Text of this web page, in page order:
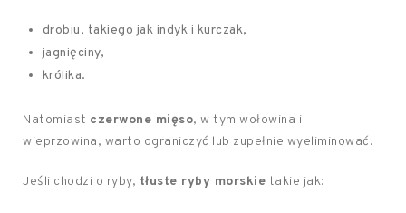
drobiu, takiego jak indyk i kurczak,
jagnięciny,
królika.
Natomiast czerwone mięso, w tym wołowina i
wieprzowina, warto ograniczyć lub zupełnie wyeliminować.
Jeśli chodzi o ryby, tłuste ryby morskie takie jak: